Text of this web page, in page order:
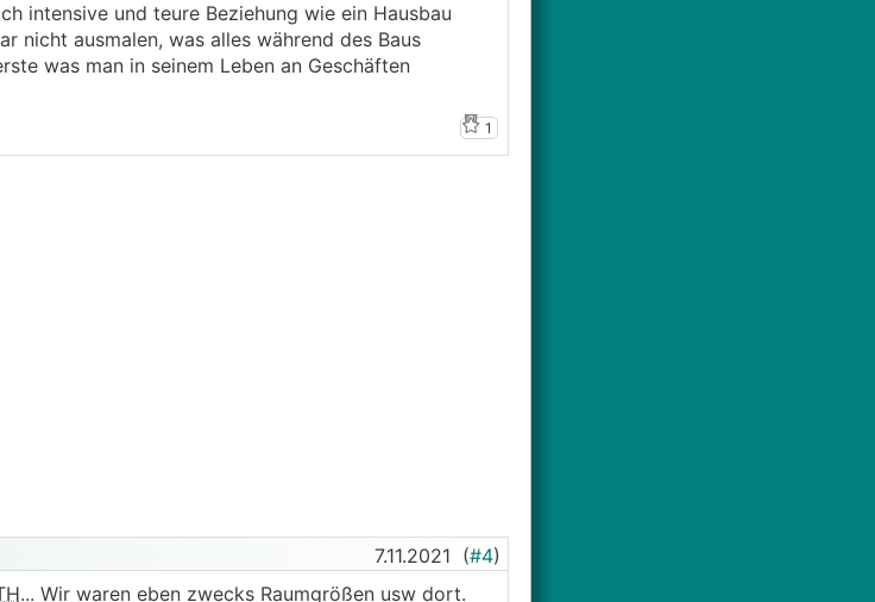
intensive und teure Beziehung wie ein Hausbau
nicht ausmalen, was alles während des Baus
was man in seinem Leben an Geschäften
1
7.11.2021 (#4)
... Wir waren eben zwecks Raumgrößen usw dort.